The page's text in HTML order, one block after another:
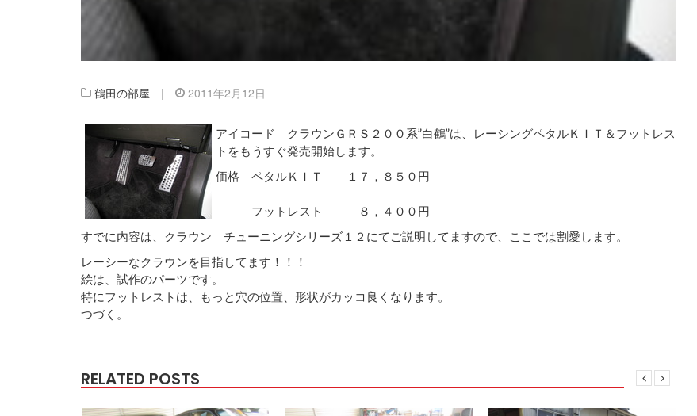
鶴田の部屋 | 2011年2月12日
アイコード クラウンＧＲＳ２００系”白鶴”は、レーシングペタルＫＩＴ＆フットレス
トをもうすぐ発売開始します。
価格 ペタルＫＩＴ １７，８５０円
フットレスト ８，４００円
すでに内容は、クラウン チューニングシリーズ１２にてご説明してますので、ここでは割愛します。
レーシーなクラウンを目指してます！！！
絵は、試作のパーツです。
特にフットレストは、もっと穴の位置、形状がカッコ良くなります。
つづく。
RELATED POSTS